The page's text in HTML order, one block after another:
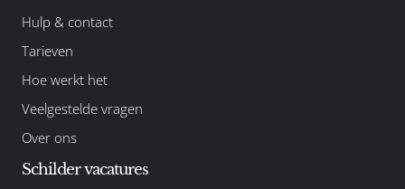
Hulp & contact
Tarieven
Hoe werkt het
Veelgestelde vragen
Over ons
Schilder vacatures